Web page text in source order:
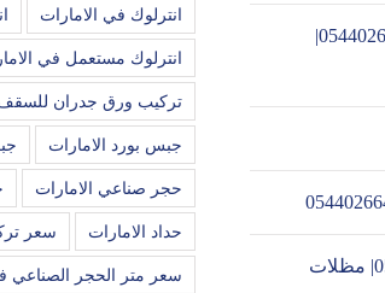
تركيب جبس بورد في الشارقة |0544026642|
بناء مظلات في عجمان |0544026642| مظلات
انترلوك في الامارات
انترلوك مستعمل في
تركيب ورق جدران
جبس بورد الامارات
حجر صناعي الامارات
حداد الامارات سعر
سعر متر الحجر الصناعي